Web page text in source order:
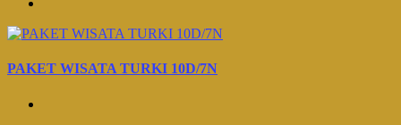
PAKET WISATA TURKI 10D/7N